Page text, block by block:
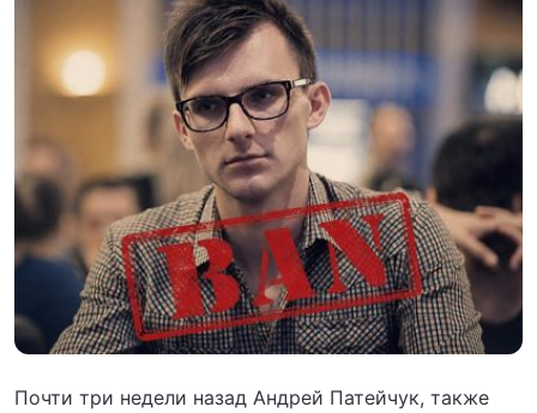
Почти три недели назад Андрей Патейчук, также